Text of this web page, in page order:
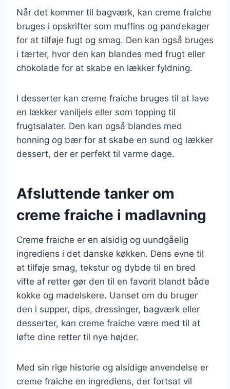
Når det kommer til bagværk, kan creme fraiche
bruges i opskrifter som muffins og pandekager
for at tilføje fugt og smag. Den kan også bruges
i tærter, hvor den kan blandes med frugt eller
chokolade for at skabe en lækker fyldning.
I desserter kan creme fraiche bruges til at lave
en lækker vaniljeis eller som topping til
frugtsalater. Den kan også blandes med
honning og bær for at skabe en sund og lækker
dessert, der er perfekt til varme dage.
Afsluttende tanker om
creme fraiche i madlavning
Creme fraiche er en alsidig og uundgåelig
ingrediens i det danske køkken. Dens evne til
at tilføje smag, tekstur og dybde til en bred
vifte af retter gør den til en favorit blandt både
kokke og madelskere. Uanset om du bruger
den i supper, dips, dressinger, bagværk eller
desserter, kan creme fraiche være med til at
løfte dine retter til nye højder.
Med sin rige historie og alsidige anvendelse er
creme fraiche en ingrediens, der fortsat vil